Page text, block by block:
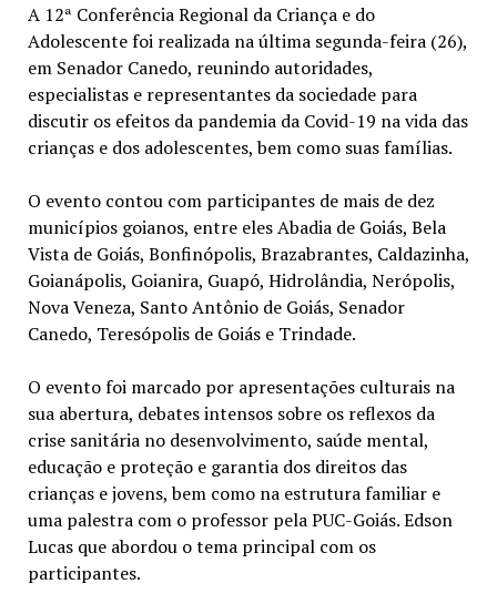
A 12ª Conferência Regional da Criança e do
Adolescente foi realizada na última segunda-feira (26),
em Senador Canedo, reunindo autoridades,
especialistas e representantes da sociedade para
discutir os efeitos da pandemia da Covid-19 na vida das
crianças e dos adolescentes, bem como suas famílias.
O evento contou com participantes de mais de dez
municípios goianos, entre eles Abadia de Goiás, Bela
Vista de Goiás, Bonfinópolis, Brazabrantes, Caldazinha,
Goianápolis, Goianira, Guapó, Hidrolândia, Nerópolis,
Nova Veneza, Santo Antônio de Goiás, Senador
Canedo, Teresópolis de Goiás e Trindade.
O evento foi marcado por apresentações culturais na
sua abertura, debates intensos sobre os reflexos da
crise sanitária no desenvolvimento, saúde mental,
educação e proteção e garantia dos direitos das
crianças e jovens, bem como na estrutura familiar e
uma palestra com o professor pela PUC-Goiás. Edson
Lucas que abordou o tema principal com os
participantes.